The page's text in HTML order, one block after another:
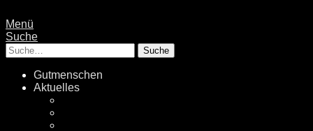
Menü
Suche
Suche
Gutmenschen
Aktuelles